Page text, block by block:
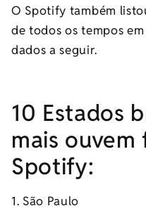
O Spotify também
de todos os tempos
dados a seguir.
10 Estados
mais ouvem
Spotify:
1. São Paulo